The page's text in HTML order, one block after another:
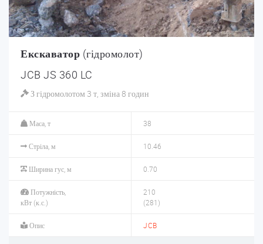
Екскаватор (гідромолот)
JCB JS 360 LC
З гідромолотом 3 т, зміна 8 годин
Маса, т 38
Стріла, м 10.46
Ширина гус, м 0.70
Потужність,
кВт (к.с.)
210
(281)
Опис JCB